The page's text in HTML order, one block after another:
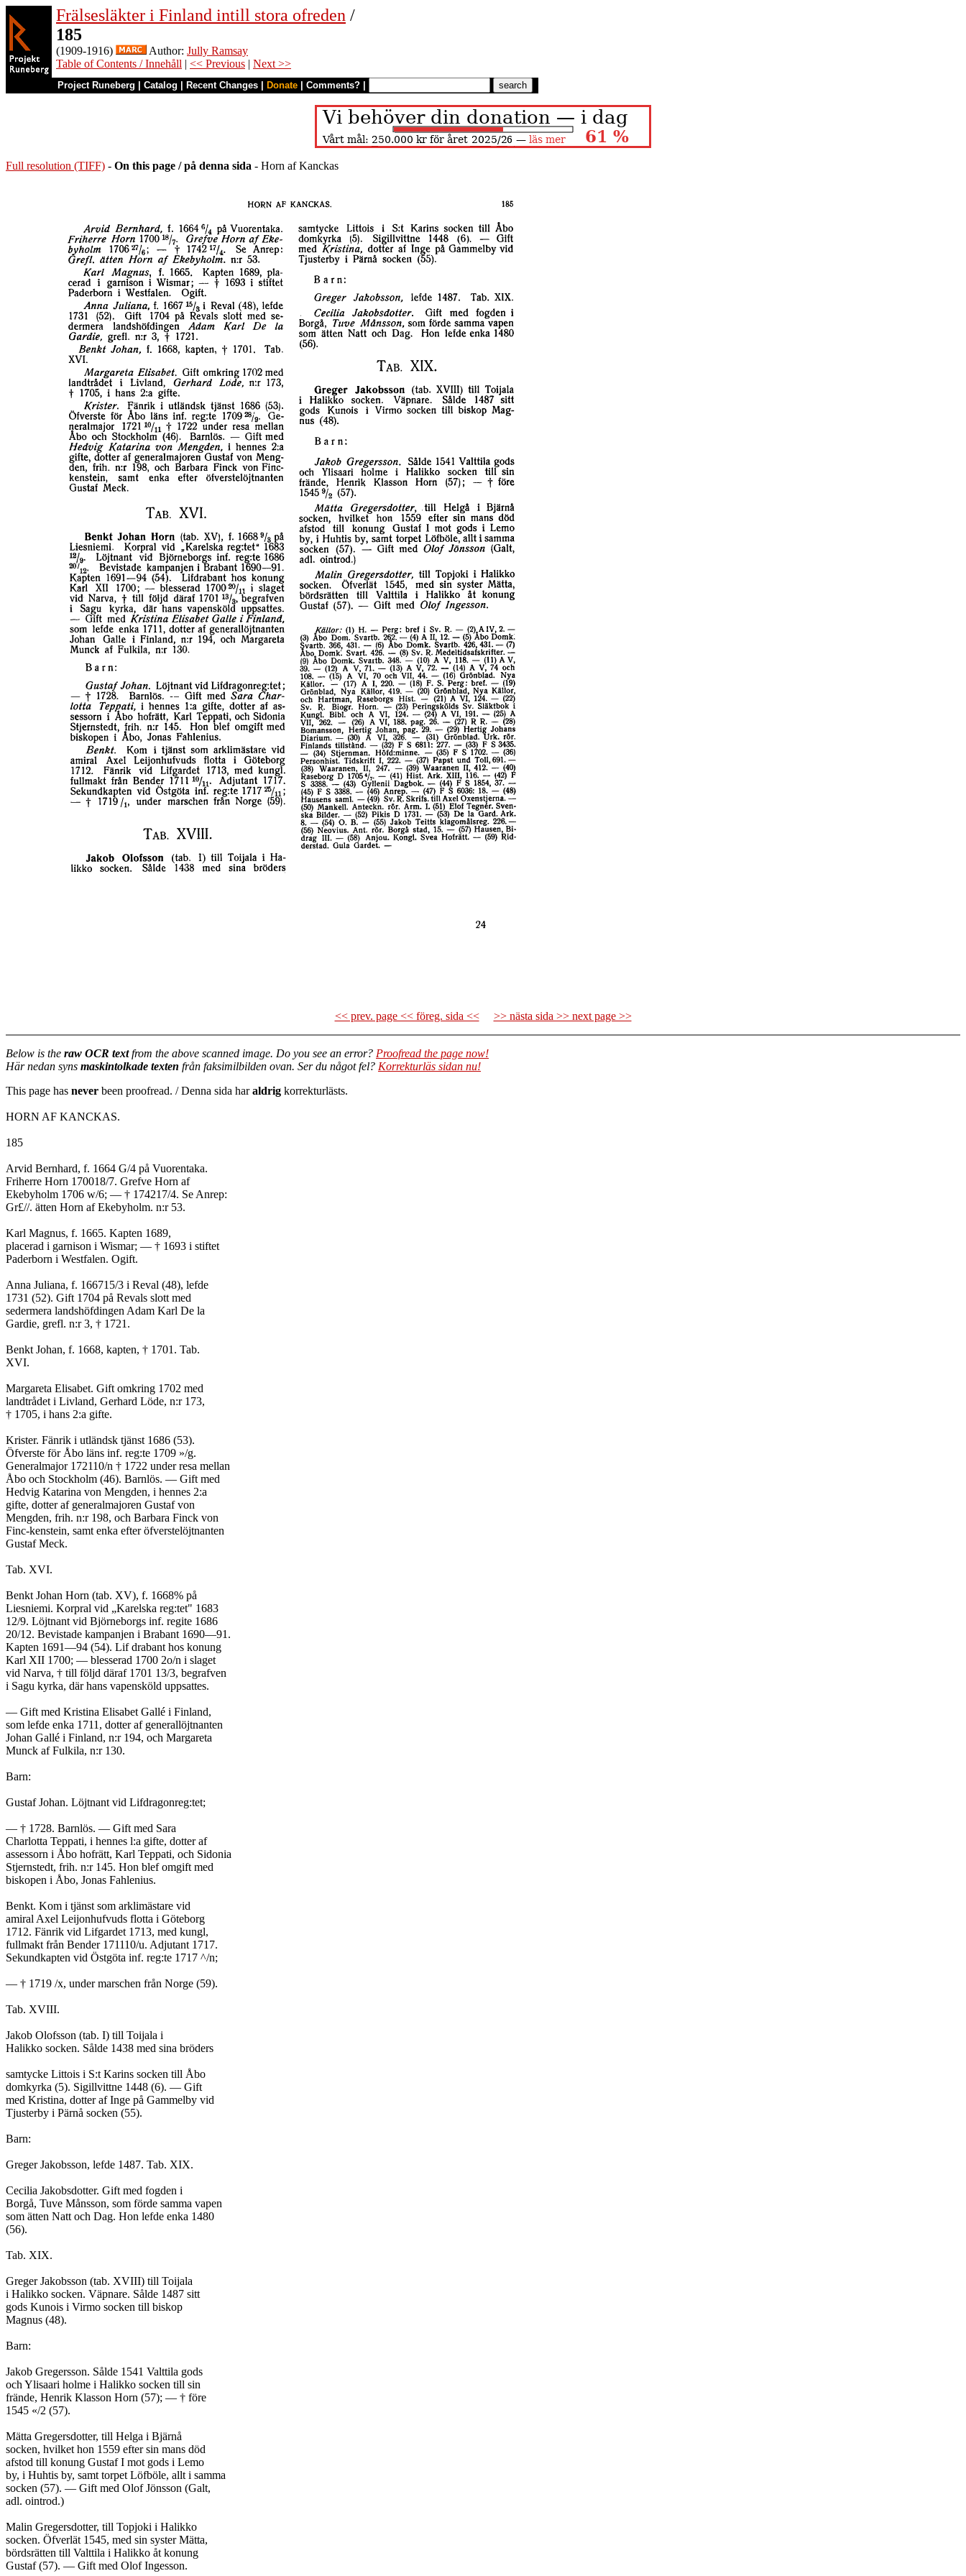
Frälsesläkter i Finland intill stora ofreden /
185
(1909-1916) Author: Jully Ramsay
Table of Contents / Innehåll | << Previous | Next >>
Project Runeberg Catalog Recent Changes Donate Comments?
Full resolution (TIFF) - On this page / på denna sida - Horn af Kanckas
<< prev. page << föreg. sida << >> nästa sida >> next page >>
Below is the raw OCR textfrom the above scanned image. Do you see an error? Proofread the page now!
Här nedan syns maskintolkade texten från faksimilbilden ovan. Ser du något fel? Korrekturläs sidan nu!
This page has never been proofread. / Denna sida haraldrig korrekturlästs.
HORN AF KANCKAS.
185
Arvid Bernhard, f. 1664 G/4 på Vuorentaka.
Friherre Horn 170018/7. Grefve Horn af
Ekebyholm 1706 w/6; — † 174217/4. Se Anrep:
Gr£//. ätten Horn af Ekebyholm. n:r 53.
Karl Magnus, f. 1665. Kapten 1689,
placerad i garnison i Wismar; — † 1693 i stiftet
Paderborn i Westfalen. Ogift.
Anna Juliana, f. 166715/3 i Reval (48), lefde
1731 (52). Gift 1704 på Revals slott med
sedermera landshöfdingen Adam Karl De la
Gardie, grefl. n:r 3, † 1721.
Benkt Johan, f. 1668, kapten, † 1701. Tab.
XVI.
Margareta Elisabet. Gift omkring 1702 med
landtrådet i Livland, Gerhard Löde, n:r 173,
† 1705, i hans 2:a gifte.
Krister. Fänrik i utländsk tjänst 1686 (53).
Öfverste för Åbo läns inf. reg:te 1709 »/g.
Generalmajor 172110/n † 1722 under resa mellan
Åbo och Stockholm (46). Barnlös. — Gift med
Hedvig Katarina von Mengden, i hennes 2:a
gifte, dotter af generalmajoren Gustaf von
Mengden, frih. n:r 198, och Barbara Finck von
Finc-kenstein, samt enka efter öfverstelöjtnanten
Gustaf Meck.
Tab. XVI.
Benkt Johan Horn (tab. XV), f. 1668% på
Liesniemi. Korpral vid „Karelska reg:tet" 1683
12/9. Löjtnant vid Björneborgs inf. regite 1686
20/12. Bevistade kampanjen i Brabant 1690—91.
Kapten 1691—94 (54). Lif drabant hos konung
Karl XII 1700; — blesserad 1700 2o/n i slaget
vid Narva, † till följd däraf 1701 13/3, begrafven
i Sagu kyrka, där hans vapensköld uppsattes.
— Gift med Kristina Elisabet Gallé i Finland,
som lefde enka 1711, dotter af generallöjtnanten
Johan Gallé i Finland, n:r 194, och Margareta
Munck af Fulkila, n:r 130.
Barn:
Gustaf Johan. Löjtnant vid Lifdragonreg:tet;
— † 1728. Barnlös. — Gift med Sara
Charlotta Teppati, i hennes l:a gifte, dotter af
assessorn i Åbo hofrätt, Karl Teppati, och Sidonia
Stjernstedt, frih. n:r 145. Hon blef omgift med
biskopen i Åbo, Jonas Fahlenius.
Benkt. Kom i tjänst som arklimästare vid
amiral Axel Leijonhufvuds flotta i Göteborg
1712. Fänrik vid Lifgardet 1713, med kungl,
fullmakt från Bender 171110/u. Adjutant 1717.
Sekundkapten vid Östgöta inf. reg:te 1717 ^/n;
— † 1719 /x, under marschen från Norge (59).
Tab. XVIII.
Jakob Olofsson (tab. I) till Toijala i
Halikko socken. Sålde 1438 med sina bröders
samtycke Littois i S:t Karins socken till Åbo
domkyrka (5). Sigillvittne 1448 (6). — Gift
med Kristina, dotter af Inge på Gammelby vid
Tjusterby i Pärnå socken (55).
Barn:
Greger Jakobsson, lefde 1487. Tab. XIX.
Cecilia Jakobsdotter. Gift med fogden i
Borgå, Tuve Månsson, som förde samma vapen
som ätten Natt och Dag. Hon lefde enka 1480
(56).
Tab. XIX.
Greger Jakobsson (tab. XVIII) till Toijala
i Halikko socken. Väpnare. Sålde 1487 sitt
gods Kunois i Virmo socken till biskop
Magnus (48).
Barn:
Jakob Gregersson. Sålde 1541 Valttila gods
och Ylisaari holme i Halikko socken till sin
frände, Henrik Klasson Horn (57); — † före
1545 «/2 (57).
Mätta Gregersdotter, till Helga i Bjärnå
socken, hvilket hon 1559 efter sin mans död
afstod till konung Gustaf I mot gods i Lemo
by, i Huhtis by, samt torpet Löfböle, allt i samma
socken (57). — Gift med Olof Jönsson (Galt,
adl. ointrod.)
Malin Gregersdotter, till Topjoki i Halikko
socken. Öfverlät 1545, med sin syster Mätta,
bördsrätten till Valttila i Halikko åt konung
Gustaf (57). — Gift med Olof Ingesson.